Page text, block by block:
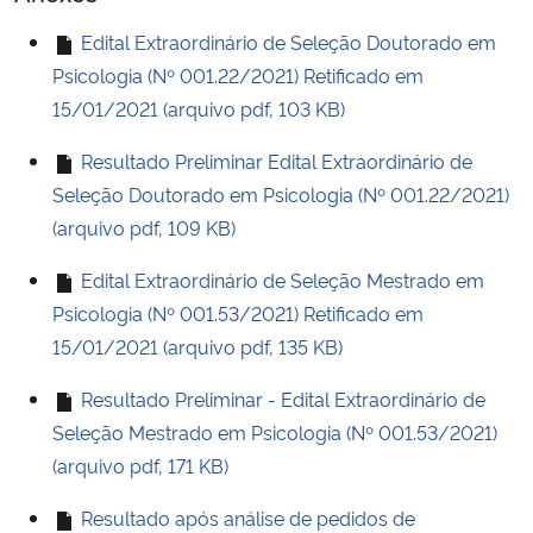
Ministério da Saúde
Ministério da Ciência, Tecnologia, Inovações e Comunicações
Ministério do Meio Ambiente
Ministério do Desenvolvimento Regional
Controladoria-Geral da União
Ministério da Mulher, da Família e dos Direitos Humanos
Edital Extraordinário de Seleção Doutorado em
Psicologia (Nº 001.22/2021) Retificado em
15/01/2021 (arquivo pdf, 103 KB)
Resultado Preliminar Edital Extraordinário de
Seleção Doutorado em Psicologia (Nº 001.22/2021)
(arquivo pdf, 109 KB)
Edital Extraordinário de Seleção Mestrado em
Psicologia (Nº 001.53/2021) Retificado em
15/01/2021 (arquivo pdf, 135 KB)
Resultado Preliminar - Edital Extraordinário de
Seleção Mestrado em Psicologia (Nº 001.53/2021)
(arquivo pdf, 171 KB)
Resultado após análise de pedidos de